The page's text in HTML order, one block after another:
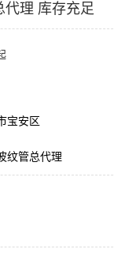
代理 库存充足
宝安区
纹管总代理